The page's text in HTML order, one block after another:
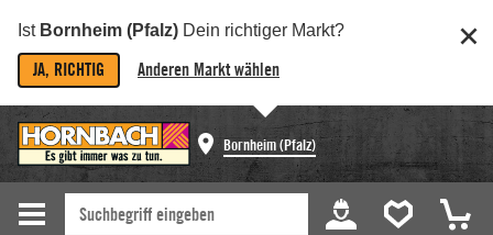
Ist Bornheim (Pfalz) Dein richtiger Markt?
JA, RICHTIG Anderen Markt wählen
Bornheim (Pfalz)